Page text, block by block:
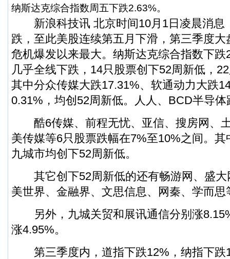
纳斯达克综合指数周五下跌2.63%。
新浪科技讯 北京时间10月1日凌晨消息
跌 ，至此美股连续第五月下滑，第三季度
危机爆发以来最大。纳斯达克综合指数下
几乎全线下跌，14只股票创下52周新低，
其中分众传媒大跌17.31%、软通动力大跌
0.31%，均创52周新低。人人、BCD半导
酷6传媒、前程无忧、亚信、搜房网、
美传媒等6只股票跌幅在7%至10%之间。
九城市均创下52周新低。
其它创下52周新低的还有畅游网、盛大
美世界、金融界、文思信息、网秦、学而思
另外，九城关贸和展讯通信分别涨
涨4.95%。
第三季度内，道指下跌12%，纳指下跌